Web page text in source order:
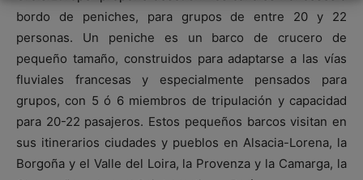
bordo de peniches, para grupos de entre 20 y 22
personas. Un peniche es un barco de crucero de
pequeño tamaño, construidos para adaptarse a las vías
fluviales francesas y especialmente pensados para
grupos, con 5 ó 6 miembros de tripulación y capacidad
para 20-22 pasajeros. Estos pequeños barcos visitan en
sus itinerarios ciudades y pueblos en Alsacia-Lorena, la
Borgoña y el Valle del Loira, la Provenza y la Camarga, la